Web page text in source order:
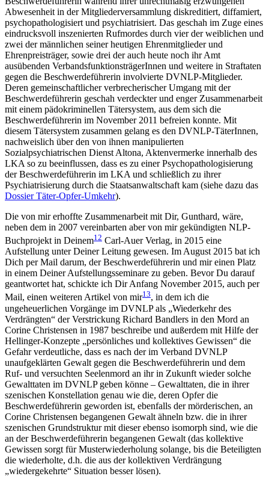
Abwesenheit in der Mitgliederversammlung diskreditiert, diffamiert,
psychopathologisiert und psychiatrisiert. Das geschah im Zuge eines
eindrucksvoll inszenierten Rufmordes durch vier der weiblichen und
zwei der männlichen seiner heutigen Ehrenmitglieder und
Ehrenpreisträger, sowie drei der auch heute noch ihr Amt
ausübenden VerbandsfunktionsträgerInnen und weitere in Straftaten
gegen die Beschwerdeführerin involvierte DVNLP-Mitglieder.
Deren gemeinschaftlicher verbrecherischer Umgang mit der
Beschwerdeführerin geschah verdeckter und enger Zusammenarbeit
mit einem pädokriminellen Tätersystem, aus dem sich die
Beschwerdeführerin im November 2011 befreien konnte. Mit
diesem Tätersystem zusammen gelang es den DVNLP-TäterInnen,
nachweislich über den von ihnen manipulierten
Sozialpsychiatrischen Dienst Altona, Aktenvermerke innerhalb des
LKA so zu beeinflussen, dass es zu einer Psychopathologisierung
der Beschwerdeführerin im LKA und schließlich zu ihrer
Psychiatrisierung durch die Staatsanwaltschaft kam (siehe dazu das
Dossier Täter-Opfer-Umkehr).
Die von mir erhoffte Zusammenarbeit mit Dir, Gunthard, wäre,
neben dem in 2007 vereinbarten aber von mir gekündigten NLP-
Buchprojekt in Deinem12 Carl-Auer Verlag, in 2015 eine
Aufstellung unter Deiner Leitung gewesen. Im August 2015 bat ich
Dich per Mail darum, der Beschwerdeführerin und mir einen Platz
in einem Deiner Aufstellungsseminare zu geben. Bevor Du darauf
geantwortet hat, schickte ich Dir Anfang November 2015, auch per
Mail, einen weiteren Artikel von mir13, in dem ich die
ungeheuerlichen Vorgänge im DVNLP als „Wiederkehr des
Verdrängten“ der Verstrickung Richard Bandlers in den Mord an
Corine Christensen in 1987 beschreibe und außerdem mit Hilfe der
Hellinger-Konzepte „persönliches und kollektives Gewissen“ die
Gefahr verdeutliche, dass es nach der im Verband DVNLP
unaufgeklärten Gewalt gegen die Beschwerdeführerin und dem
Ruf- und versuchten Seelenmord an ihr in Zukunft wieder solche
Gewalttaten im DVNLP geben könne – Gewalttaten, die in ihrer
szenischen Konstellation genau wie die, deren Opfer die
Beschwerdeführerin geworden ist, ebenfalls der mörderischen, an
Corine Christensen begangenen Gewalt ähneln bzw. die in ihrer
szenischen Grundstruktur mit dieser ebenso isomorph sind, wie die
an der Beschwerdeführerin begangenen Gewalt (das kollektive
Gewissen sorgt für Musterwiederholung solange, bis die Beteiligten
die wiederholte, d.h. die aus der kollektiven Verdrängung
„wiedergekehrte“ Situation besser lösen).